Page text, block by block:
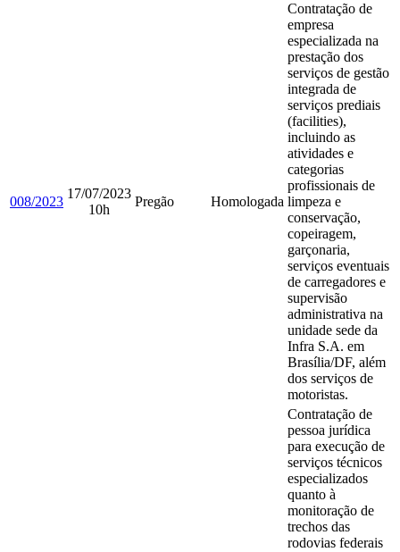
008/2023
17/07/2023
10h
Pregão Homologada
Contratação de
empresa
especializada na
prestação dos
serviços de gestão
integrada de
serviços prediais
(facilities),
incluindo as
atividades e
categorias
profissionais de
limpeza e
conservação,
copeiragem,
garçonaria,
serviços eventuais
de carregadores e
supervisão
administrativa na
unidade sede da
Infra S.A. em
Brasília/DF, além
dos serviços de
motoristas.
Contratação de
pessoa jurídica
para execução de
serviços técnicos
especializados
quanto à
monitoração de
trechos das
rodovias federais